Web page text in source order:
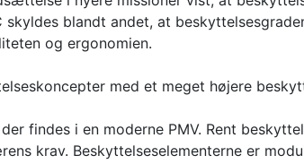
blandt andet, at
og ergonomien.
med et meget højere
findes i en moderne PMV. Rent
krav. Beskyttelseselementerne er